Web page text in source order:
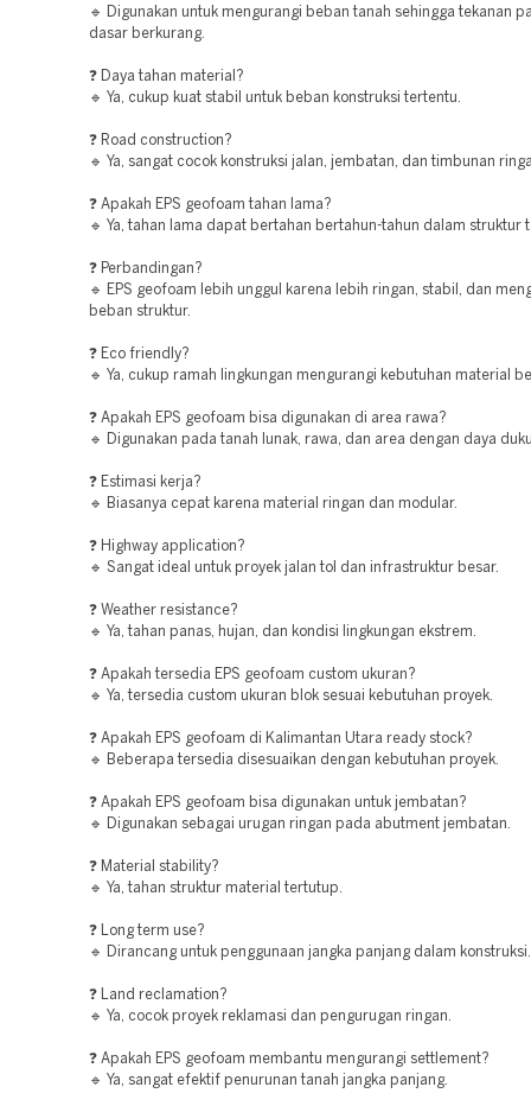
🔹 Digunakan untuk mengurangi beban tanah sehingga tekanan
dasar berkurang.
❓ Daya tahan material?
🔹 Ya, cukup kuat stabil untuk beban konstruksi tertentu.
❓ Road construction?
🔹 Ya, sangat cocok konstruksi jalan, jembatan, dan timbunan
❓ Apakah EPS geofoam tahan lama?
🔹 Ya, tahan lama dapat bertahan bertahun-tahun dalam struktur
❓ Perbandingan?
🔹 EPS geofoam lebih unggul karena lebih ringan, stabil, dan
beban struktur.
❓ Eco friendly?
🔹 Ya, cukup ramah lingkungan mengurangi kebutuhan material
❓ Apakah EPS geofoam bisa digunakan di area rawa?
🔹 Digunakan pada tanah lunak, rawa, dan area dengan daya
❓ Estimasi kerja?
🔹 Biasanya cepat karena material ringan dan modular.
❓ Highway application?
🔹 Sangat ideal untuk proyek jalan tol dan infrastruktur besar.
❓ Weather resistance?
🔹 Ya, tahan panas, hujan, dan kondisi lingkungan ekstrem.
❓ Apakah tersedia EPS geofoam custom ukuran?
🔹 Ya, tersedia custom ukuran blok sesuai kebutuhan proyek.
❓ Apakah EPS geofoam di Kalimantan Utara ready stock?
🔹 Beberapa tersedia disesuaikan dengan kebutuhan proyek.
❓ Apakah EPS geofoam bisa digunakan untuk jembatan?
🔹 Digunakan sebagai urugan ringan pada abutment jembatan.
❓ Material stability?
🔹 Ya, tahan struktur material tertutup.
❓ Long term use?
🔹 Dirancang untuk penggunaan jangka panjang dalam konstruksi.
❓ Land reclamation?
🔹 Ya, cocok proyek reklamasi dan pengurugan ringan.
❓ Apakah EPS geofoam membantu mengurangi settlement?
🔹 Ya, sangat efektif penurunan tanah jangka panjang.